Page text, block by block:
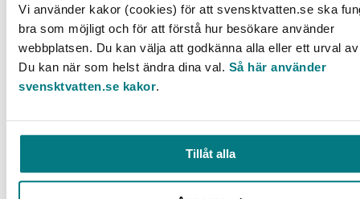
Vi använder kakor (cookies) för att svensktvatten.se ska
bra som möjligt och för att förstå hur besökare använder
webbplatsen. Du kan välja att godkänna alla eller ett urval
Du kan när som helst ändra dina val. Så här använder
svensktvatten.se kakor.
Tillåt alla
LÄS MER
Telefon: 08 – 506 002 90
vattenbokhandeln@exacta.se